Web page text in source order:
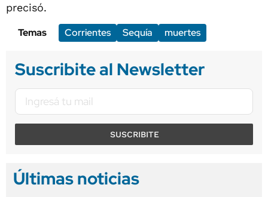
precisó.
Temas
Corrientes Sequía muertes
Suscribite al Newsletter
SUSCRIBITE
Últimas noticias